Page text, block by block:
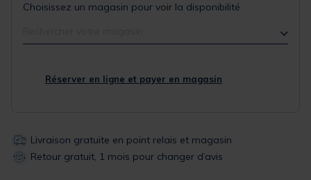
Choisissez un magasin pour voir la disponibilité
Réserver en ligne et payer en magasin
Livraison gratuite en point relais et magasin
Retour gratuit, 1 mois pour changer d’avis